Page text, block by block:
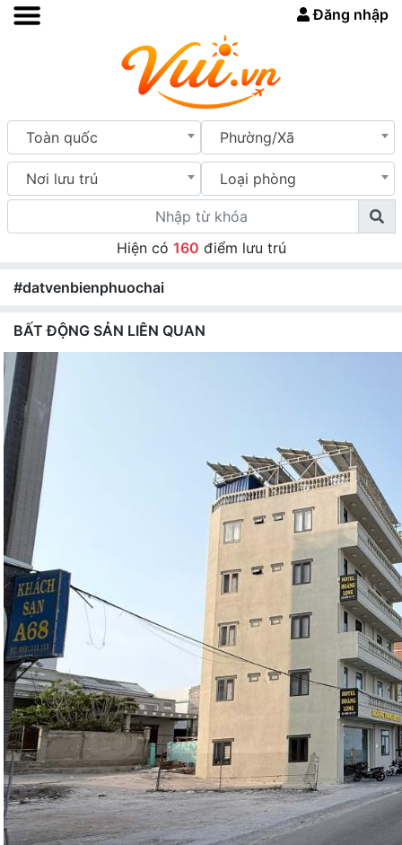
Đăng nhập
Toàn quốc Phường/Xã
Nơi lưu trú Loại phòng
Hiện có 160 điểm lưu trú
#datvenbienphuochai
BẤT ĐỘNG SẢN LIÊN QUAN